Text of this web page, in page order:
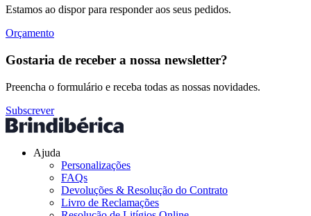
Estamos ao dispor para responder aos seus pedidos.
Orçamento
Gostaria de receber a nossa newsletter?
Preencha o formulário e receba todas as nossas novidades.
Subscrever
Ajuda
Personalizações
FAQs
Devoluções & Resolução do Contrato
Livro de Reclamações